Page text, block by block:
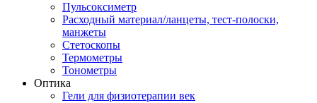
Пульсоксиметр
Расходный материал/ланцеты, тест-полоски,
манжеты
Стетоскопы
Термометры
Тонометры
Оптика
Гели для физиотерапии век